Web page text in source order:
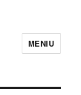
MENIU